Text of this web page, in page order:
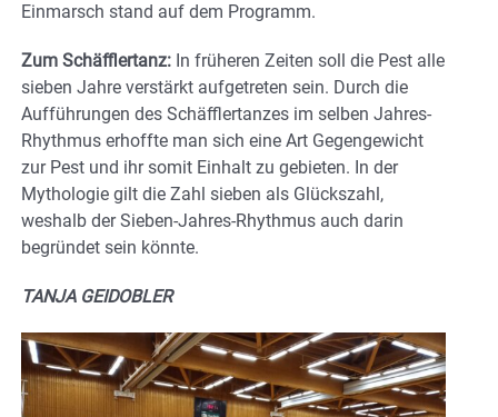
Einmarsch stand auf dem Programm.
Zum Schäfflertanz: In früheren Zeiten soll die Pest alle
sieben Jahre verstärkt aufgetreten sein. Durch die
Aufführungen des Schäfflertanzes im selben Jahres-
Rhythmus erhoffte man sich eine Art Gegengewicht
zur Pest und ihr somit Einhalt zu gebieten. In der
Mythologie gilt die Zahl sieben als Glückszahl,
weshalb der Sieben-Jahres-Rhythmus auch darin
begründet sein könnte.
TANJA GEIDOBLER